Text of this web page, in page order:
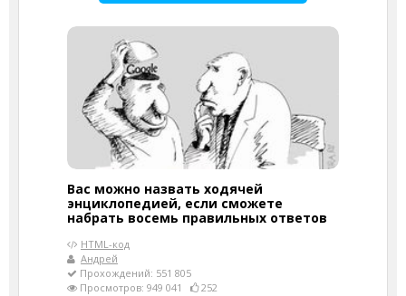
Вас можно назвать ходячей
энциклопедией, если сможете
набрать восемь правильных ответов
HTML-код
Андрей
Прохождений: 551 805
Просмотров: 949 041
252